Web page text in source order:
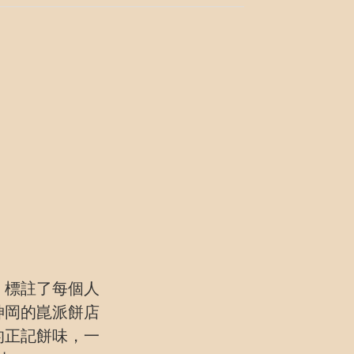
註了每個人
的崑派餅店
記餅味，一